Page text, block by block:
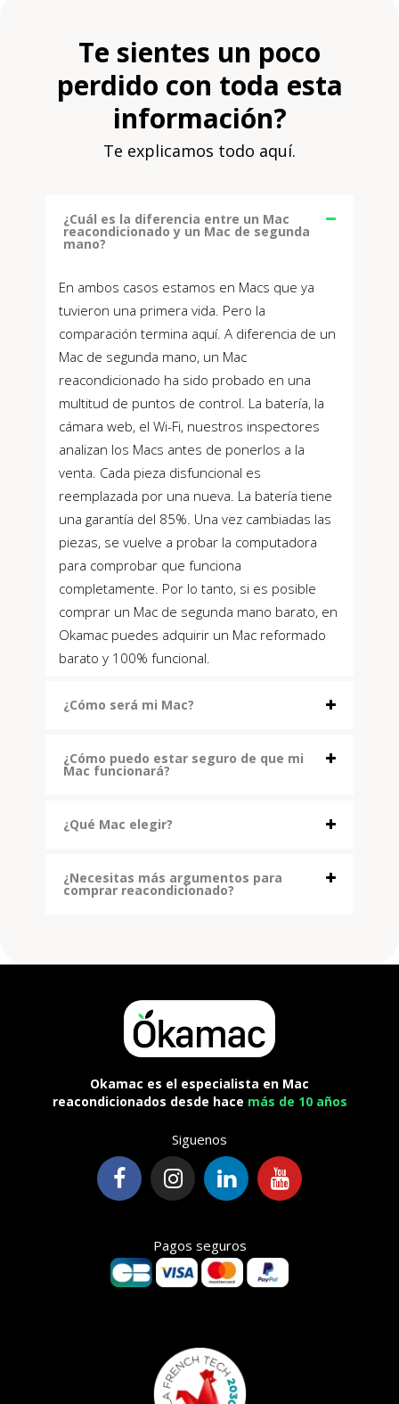
Te sientes un poco
perdido con toda esta
información?
Te explicamos todo aquí.
¿Cuál es la diferencia entre un Mac
reacondicionado y un Mac de segunda
mano?
En ambos casos estamos en Macs que ya
tuvieron una primera vida. Pero la
comparación termina aquí. A diferencia de un
Mac de segunda mano, un Mac
reacondicionado ha sido probado en una
multitud de puntos de control. La batería, la
cámara web, el Wi-Fi, nuestros inspectores
analizan los Macs antes de ponerlos a la
venta. Cada pieza disfuncional es
reemplazada por una nueva. La batería tiene
una garantía del 85%. Una vez cambiadas las
piezas, se vuelve a probar la computadora
para comprobar que funciona
completamente. Por lo tanto, si es posible
comprar un Mac de segunda mano barato, en
Okamac puedes adquirir un Mac reformado
barato y 100% funcional.
¿Cómo será mi Mac?
¿Cómo puedo estar seguro de que mi
Mac funcionará?
¿Qué Mac elegir?
¿Necesitas más argumentos para
comprar reacondicionado?
Okamac es el especialista en Mac
reacondicionados desde hace más de 10 años
Siguenos
Pagos seguros